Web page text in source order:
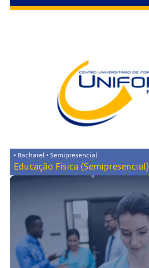
• Bacharel • Semipresencial
Educação Física (Semipresencial)